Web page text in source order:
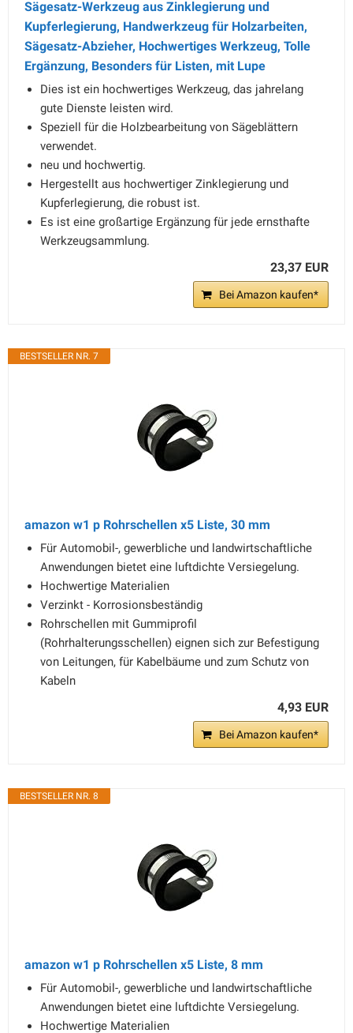
Sägesatz-Werkzeug aus Zinklegierung und
Kupferlegierung, Handwerkzeug für Holzarbeiten,
Sägesatz-Abzieher, Hochwertiges Werkzeug, Tolle
Ergänzung, Besonders für Listen, mit Lupe
Dies ist ein hochwertiges Werkzeug, das jahrelang
gute Dienste leisten wird.
Speziell für die Holzbearbeitung von Sägeblättern
verwendet.
neu und hochwertig.
Hergestellt aus hochwertiger Zinklegierung und
Kupferlegierung, die robust ist.
Es ist eine großartige Ergänzung für jede ernsthafte
Werkzeugsammlung.
23,37 EUR
Bei Amazon kaufen*
BESTSELLER NR. 7
amazon w1 p Rohrschellen x5 Liste, 30 mm
Für Automobil-, gewerbliche und landwirtschaftliche
Anwendungen bietet eine luftdichte Versiegelung.
Hochwertige Materialien
Verzinkt - Korrosionsbeständig
Rohrschellen mit Gummiprofil
(Rohrhalterungsschellen) eignen sich zur Befestigung
von Leitungen, für Kabelbäume und zum Schutz von
Kabeln
4,93 EUR
Bei Amazon kaufen*
BESTSELLER NR. 8
amazon w1 p Rohrschellen x5 Liste, 8 mm
Für Automobil-, gewerbliche und landwirtschaftliche
Anwendungen bietet eine luftdichte Versiegelung.
Hochwertige Materialien